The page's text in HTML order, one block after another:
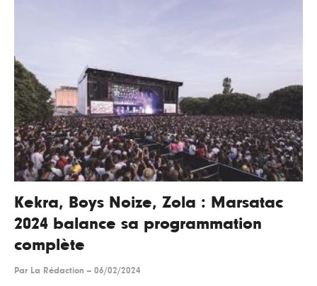
Kekra, Boys Noize, Zola : Marsatac
2024 balance sa programmation
complète
Par La Rédaction -- 06/02/2024